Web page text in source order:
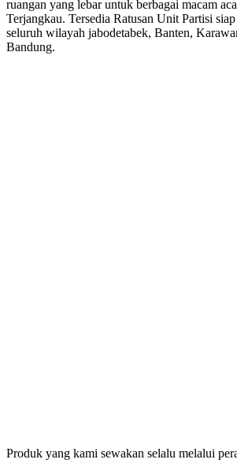
ruangan yang lebar untuk berbagai macam
Terjangkau. Tersedia Ratusan Unit Partisi
seluruh wilayah jabodetabek, Banten,
Bandung.
Produk yang kami sewakan selalu melalui